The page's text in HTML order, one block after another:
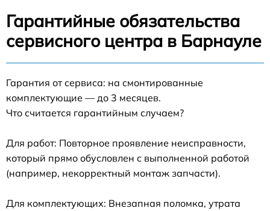
Гарантийные обязательства
сервисного центра в Барнауле
Гарантия от сервиса: на смонтированные
комплектующие — до 3 месяцев.
Что считается гарантийным случаем?
Для работ: Повторное проявление неисправности,
который прямо обусловлен с выполненной работой
(например, некорректный монтаж запчасти).
Для комплектующих: Внезапная поломка, утрата